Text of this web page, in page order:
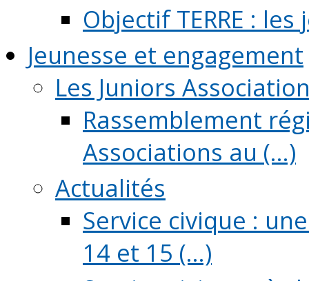
Objectif TERRE :
Jeunesse et engagement
Les Juniors
Rassemblement
Associations au (...)
Actualités
Service civique :
14 et 15 (...)